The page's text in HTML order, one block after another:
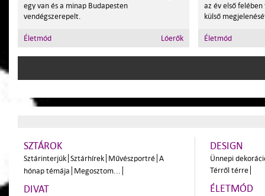
egy van és a minap Budapesten
vendégszerepelt.
Életmód Lóerők
az év első
külső
Életmód
SZTÁROK
Sztárinterjúk Sztárhírek Művészportré A
hónap témája Megosztom...
DIVAT
DESIGN
Ünnepi
Térről térre
ÉLETMÓD